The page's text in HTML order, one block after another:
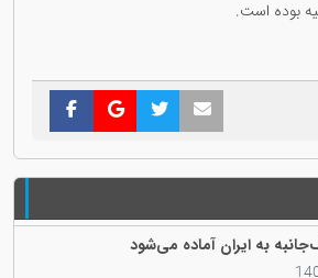
بوده است.
به ایران آماده می‌شود